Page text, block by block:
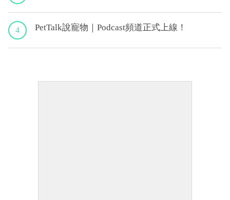
4 PetTalk說寵物｜Podcast頻道正式上線！